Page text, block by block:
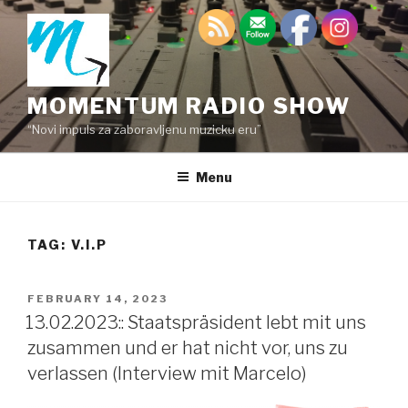
Skip
content
MOMENTUM RADIO SHOW
“Novi impuls za zaboravljenu muzicku eru”
Menu
TAG: V.I.P
POSTED
ON
FEBRUARY 14, 2023
13.02.2023:: Staatspräsident lebt mit uns
zusammen und er hat nicht vor, uns zu
verlassen (Interview mit Marcelo)